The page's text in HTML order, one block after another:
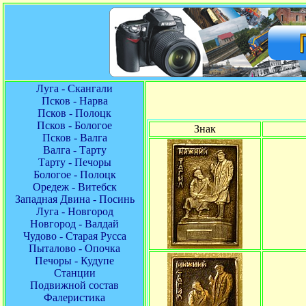
Луга - Скангали
Псков - Нарва
Псков - Полоцк
Псков - Бологое
Псков - Валга
Валга - Тарту
Тарту - Печоры
Бологое - Полоцк
Оредеж - Витебск
Западная Двина - Посинь
Луга - Новгород
Новгород - Валдай
Чудово - Старая Русса
Пыталово - Опочка
Печоры - Кудупе
Станции
Подвижной состав
Фалеристика
Знак